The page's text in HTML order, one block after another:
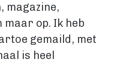
magazine,
op. Ik heb
gemaild, met
is heel